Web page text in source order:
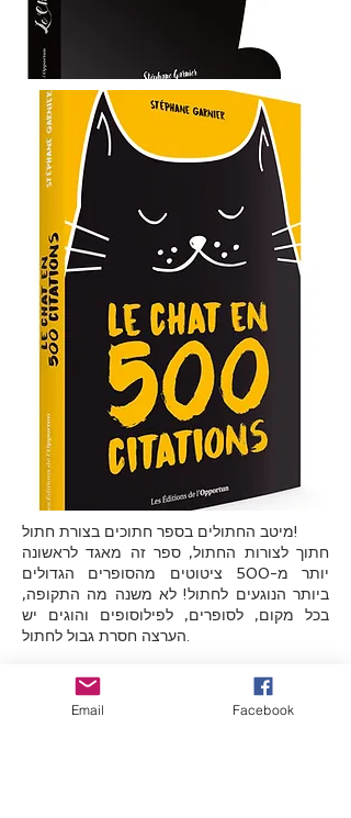
מיטב החתולים בספר חתוכים בצורת חתול!
חתוך לצורות החתול, ספר זה מאגד לראשונה
יותר מ-500 ציטוטים מהסופרים הגדולים
ביותר הנוגעים לחתול! לא משנה מה התקופה,
בכל מקום, לסופרים, לפילוסופים והוגים יש
מעריצים, משבחים, פילוסופיים, מלגלגים,
שותפים... 500 הציטוטים שנאספו והוצגו לפי
נושא על ידי סטפן גרנייה ישמחו את כל אוהבי
Email Facebook